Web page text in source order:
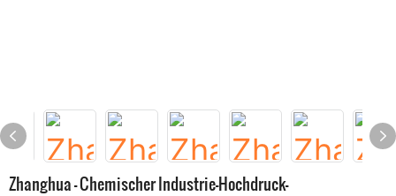
Zhanghua - Chemischer Industrie-Hochdruck-